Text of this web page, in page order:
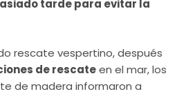
tarde para evitar la
rescate vespertino, después
de rescateen el mar, los
de madera informaron a